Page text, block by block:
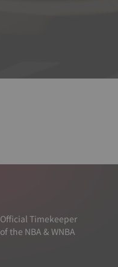
Official Timekeeper
of the NBA & WNBA